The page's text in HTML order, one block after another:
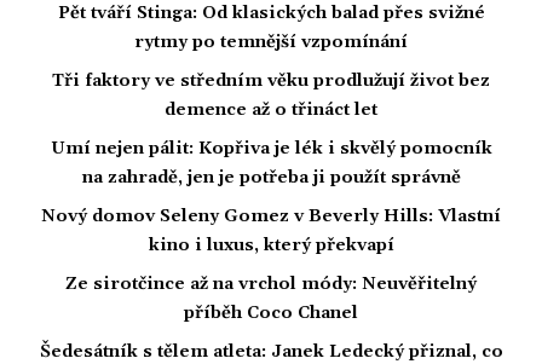
Pět tváří Stinga: Od klasických balad přes svižné
rytmy po temnější vzpomínání
Tři faktory ve středním věku prodlužují život bez
demence až o třináct let
Umí nejen pálit: Kopřiva je lék i skvělý pomocník
na zahradě, jen je potřeba ji použít správně
Nový domov Seleny Gomez v Beverly Hills: Vlastní
kino i luxus, který překvapí
Ze sirotčince až na vrchol módy: Neuvěřitelný
příběh Coco Chanel
Šedesátník s tělem atleta: Janek Ledecký přiznal, co